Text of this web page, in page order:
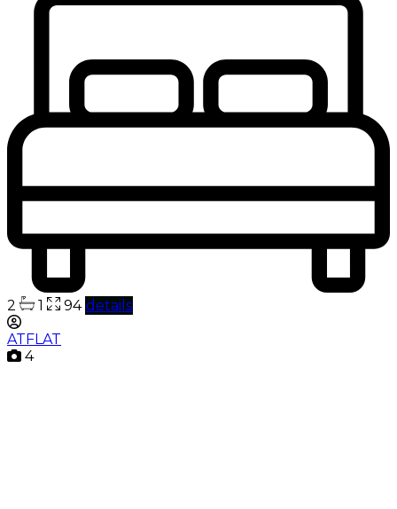
2 1 94 details
ATFLAT
4